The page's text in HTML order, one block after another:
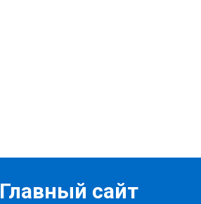
Главный сайт